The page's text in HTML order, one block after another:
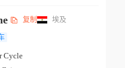
复制 埃及
Cycle